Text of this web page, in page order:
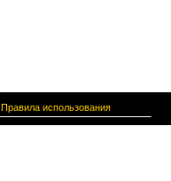
Правила использования